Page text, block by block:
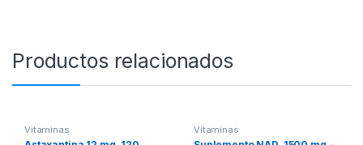
Productos relacionados
Vitaminasㅤ Vitaminasㅤ